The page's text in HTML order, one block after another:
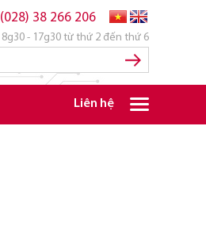
(028) 38 266 206
8g30 - 17g30 từ thứ 2 đến thứ 6
Liên hệ